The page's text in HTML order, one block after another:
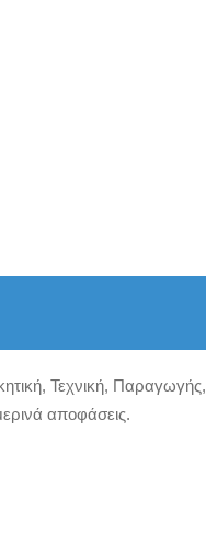
Τεχνική, Παραγωγής,
αποφάσεις.